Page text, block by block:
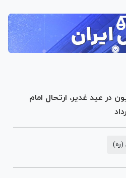
در عید غدیر، ارتحال امام
(ره)